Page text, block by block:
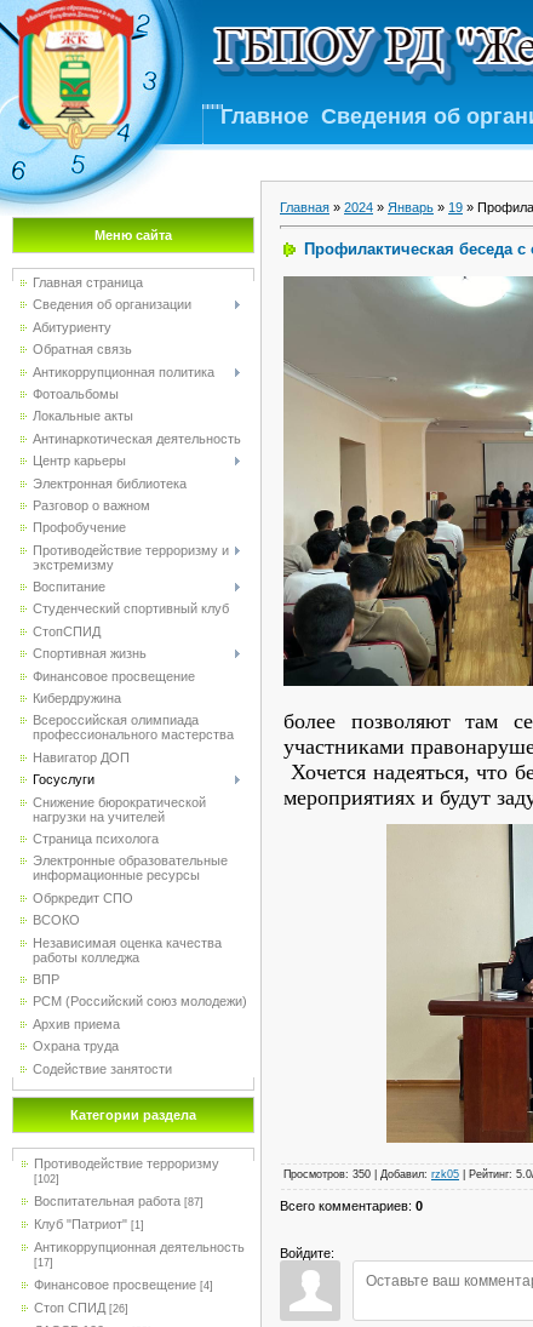
Главное Сведения об
Меню сайта
Главная страница
Сведения об организации
Абитуриенту
Обратная связь
Антикоррупционная политика
Фотоальбомы
Локальные акты
Антинаркотическая деятельность
Центр карьеры
Электронная библиотека
Разговор о важном
Профобучение
Противодействие терроризму и
экстремизму
Воспитание
Студенческий спортивный клуб
CтопСПИД
Спортивная жизнь
Финансовое просвещение
Кибердружина
Всероссийская олимпиада
профессионального мастерства
Навигатор ДОП
Госуслуги
Снижение бюрократической
нагрузки на учителей
Страница психолога
Электронные образовательные
информационные ресурсы
Обркредит СПО
ВСОКО
Независимая оценка качества
работы колледжа
ВПР
РСМ (Российский союз молодежи)
Архив приема
Охрана труда
Содействие занятости
Категории раздела
Противодействие терроризму
[102]
Воспитательная работа [87]
Клуб "Патриот" [1]
Антикоррупционная деятельность
[17]
Финансовое просвещение [4]
Стоп СПИД [26]
Главная » 2024 » Январь » 19 »
Профилактическая беседа
более позволяют там
участниками
Хочется надеяться, что
мероприятиях и будут
Просмотров: 350 Добавил: rzk05 Рейтинг: 5.0
Всего комментариев: 0
Войдите: